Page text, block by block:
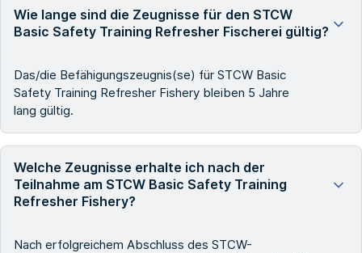
Wie lange sind die Zeugnisse für den STCW
Basic Safety Training Refresher Fischerei gültig?
Das/die Befähigungszeugnis(se) für STCW Basic
Safety Training Refresher Fishery bleiben 5 Jahre
lang gültig.
Welche Zeugnisse erhalte ich nach der
Teilnahme am STCW Basic Safety Training
Refresher Fishery?
Nach erfolgreichem Abschluss des STCW-